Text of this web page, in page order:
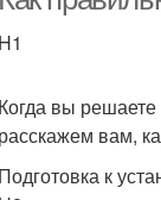
H1
Когда вы решаете
расскажем вам,
Подготовка к